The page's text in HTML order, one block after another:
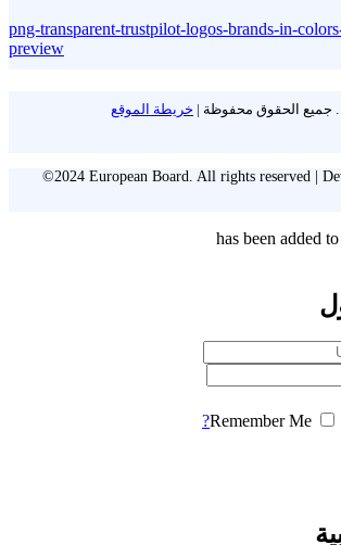
خريطة الموقع
©2024 European Board. All rights reserved |
has been added
Remember Me